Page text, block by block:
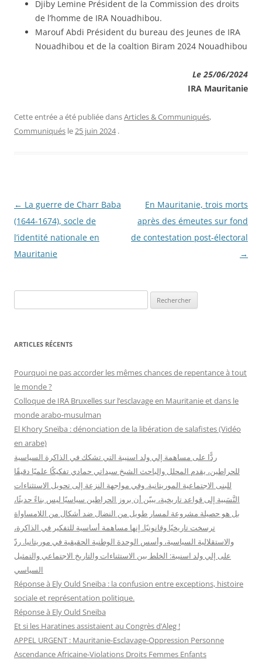
Djiby Lemine Président de la Commission des droits
de l’homme de IRA Nouadhibou.
Marouf Abdi Président du bureau des Jeunes de IRA
Nouadhibou et de la coaltion Biram 2024 Nouadhibou
Le 25/06/2024
IRA Mauritanie
Cette entrée a été publiée dansArticles & Communiqués,
Communiqués le25 juin 2024 .
Navigation
des
articles
← La guerre de Charr Baba
(1644-1674), socle de
l’identité nationale en
Mauritanie
En Mauritanie, trois morts
après des émeutes sur fond
de contestation post-électoral
→
e
h
r
c
h
r
ARTICLES RÉCENTS
Pourquoi ne pas accorder les mêmes chances de repentance à tout
le monde ?
Colloque de IRA Bruxelles sur l’esclavage en Mauritanie et dans le
monde arabo-musulman
El Khory Sneïba : dénonciation de la libération de salafistes (Vidéo
en arabe)
ردًّا على مساهمة إلي ولد اسنيبة التي تشكك في الذاكرة السياسية
للحراطين، يقدم المحلل والباحث الشيخ سيداتي حمادي تفكيكًا علميًا دقيقًا
للبنى الاجتماعية الموريتانية. وفي مواجهة النزعة إلى تحويل الاستثناءات
النَّسَبية إلى قواعد تاريخية، يبيّن أن بروز الحراطين سياسيًا ليس بناءً حديثًا،
بل هو حصيلة مشروعة لمسار طويل من النضال ضد أشكال من اللامساواة
ترسخت تاريخيًا وقانونيًا. إنها مساهمة أساسية للتفكير في الذاكرة،
والاستقلالية السياسية، وأسس الوحدة الوطنية الحقيقية في موريتانيا. ردّ
على إلي ولد اسنيبة: الخلط بين الاستثناءات والتاريخ الاجتماعي والتمثيل
السياسي
Réponse à Ely Ould Sneiba : la confusion entre exceptions, histoire
sociale et représentation politique.
Réponse à Ely Ould Sneiba
Et si les Haratines assistaient au Congrès d’Aleg !
APPEL URGENT : Mauritanie-Esclavage-Oppression Personne
Ascendance Africaine-Violations Droits Femmes Enfants